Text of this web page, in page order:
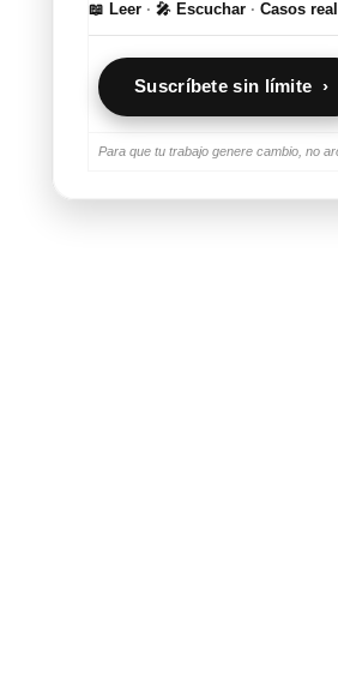
📖 Leer · 🎤 Escuchar · Casos
Suscríbete sin límite ›
Para que tu trabajo genere cambio, no